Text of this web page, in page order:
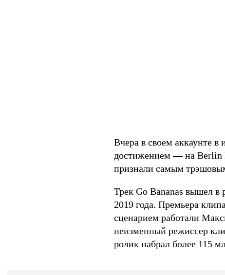
Вчера в своем аккаунте в
достижением — на Berlin
признали самым
Трек Go Bananas вышел в
2019 года. Премьера
сценарием работали
неизменный режиссер
ролик набрал более 115